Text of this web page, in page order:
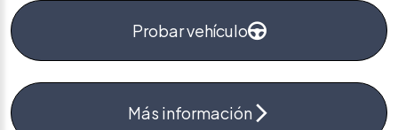
Probar vehículo
Más información